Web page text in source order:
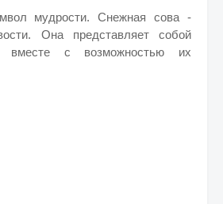
мудрости. Снежная сова -
Она представляет собой
вместе с возможностью их